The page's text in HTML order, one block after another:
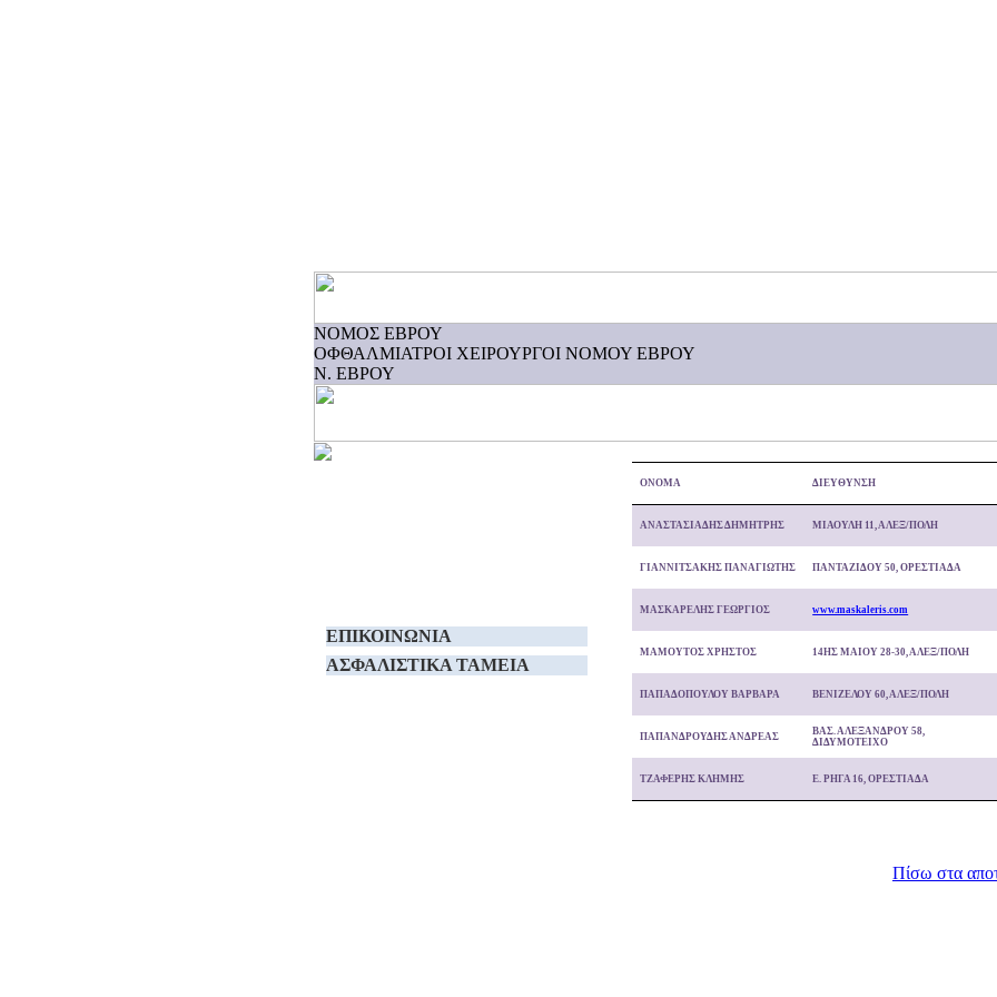
ΝΟΜΟΣ ΕΒΡΟΥ
ΟΦΘΑΛΜΙΑΤΡΟΙ ΧΕΙΡΟΥΡΓΟΙ ΝΟΜΟΥ ΕΒΡΟΥ
Ν. ΕΒΡΟΥ
ΕΠΙΚΟΙΝΩΝΙΑ
ΑΣΦΑΛΙΣΤΙΚΑ TAMEIA
ΟΝΟΜΑ ΔΙΕΥΘΥΝΣΗ
ΑΝΑΣΤΑΣΙΑΔΗΣ ΔΗΜΗΤΡΗΣ ΜΙΑΟΥΛΗ 11, ΑΛΕΞ/ΠΟΛΗ
ΓΙΑΝΝΙΤΣΑΚΗΣ ΠΑΝΑΓΙΩΤΗΣ ΠΑΝΤΑΖΙΔΟΥ 50, ΟΡΕΣΤΙΑΔΑ
ΜΑΣΚΑΡΕΛΗΣ ΓΕΩΡΓΙΟΣ www.maskaleris.com
ΜΑΜΟΥΤΟΣ ΧΡΗΣΤΟΣ 14ΗΣ ΜΑΙΟΥ 28-30, ΑΛΕΞ/ΠΟΛΗ
ΠΑΠΑΔΟΠΟΥΛΟΥ ΒΑΡΒΑΡΑ ΒΕΝΙΖΕΛΟΥ 60, ΑΛΕΞ/ΠΟΛΗ
ΠΑΠΑΝΔΡΟΥΔΗΣ ΑΝΔΡΕΑΣ
ΒΑΣ. ΑΛΕΞΑΝΔΡΟΥ 58,
ΔΙΔΥΜΟΤΕΙΧΟ
ΤΖΑΦΕΡΗΣ ΚΛΗΜΗΣ Ε. ΡΗΓΑ 16, ΟΡΕΣΤΙΑΔΑ
Πίσω στα